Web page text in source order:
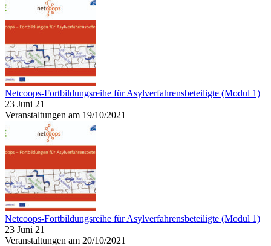
Netcoops-Fortbildungsreihe für Asylverfahrensbeteiligte (Modul 1)
23 Juni 21
Veranstaltungen am 19/10/2021
Netcoops-Fortbildungsreihe für Asylverfahrensbeteiligte (Modul 1)
23 Juni 21
Veranstaltungen am 20/10/2021